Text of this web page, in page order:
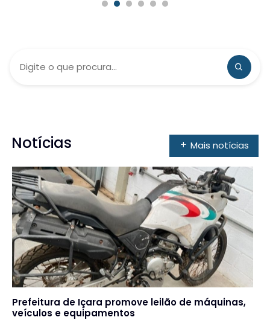
Notícias Mais notícias
Prefeitura de Içara promove leilão de máquinas,
veículos e equipamentos